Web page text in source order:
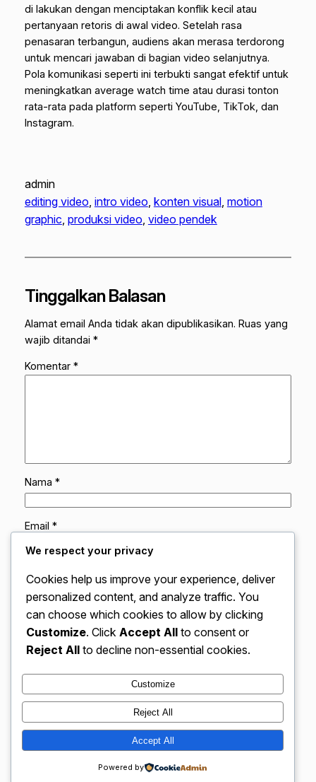
di lakukan dengan menciptakan konflik kecil atau
pertanyaan retoris di awal video. Setelah rasa
penasaran terbangun, audiens akan merasa terdorong
untuk mencari jawaban di bagian video selanjutnya.
Pola komunikasi seperti ini terbukti sangat efektif untuk
meningkatkan average watch time atau durasi tonton
rata-rata pada platform seperti YouTube, TikTok, dan
Instagram.
admin
editing video, intro video, konten visual, motion
graphic, produksi video, video pendek
Tinggalkan Balasan
Alamat email Anda tidak akan dipublikasikan. Ruas yang
wajib ditandai *
Komentar *
Nama *
Email *
Simpan nama, email, dan situs web saya pada
peramban ini untuk komentar saya berikutnya.
VidBloggerNation.com – Tips &
Trik Jadi Vlogger Sukses
Instagram
X
We respect your privacy
Cookies help us improve your experience, deliver
personalized content, and analyze traffic. You
can choose which cookies to allow by clicking
Customize. Click Accept All to consent or
Reject All to decline non-essential cookies.
Customize
Reject All
Accept All
Powered by